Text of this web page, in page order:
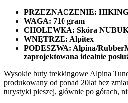
PRZEZNACZENIE:
WAGA: 710 gram
CHOLEWKA: Skóra
WNĘTRZE: Alpitex
PODESZWA: Alpina/
zaprojektowana idealnie
Wysokie buty trekkingowe Alpina
produkowany od ponad 20lat bez
turystyki pieszej, głównie po górach,